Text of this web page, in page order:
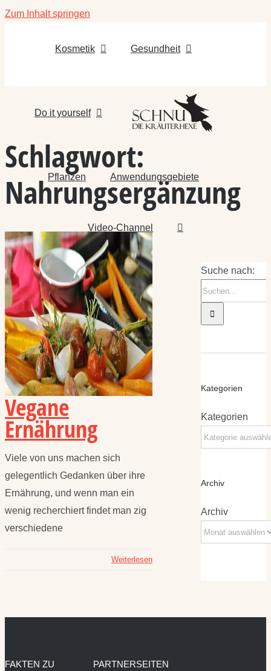
Zum Inhalt springen
Kosmetik Gesundheit
Do it yourself
Pflanzen Anwendungsgebiete
Video-Channel
Schlagwort:
Nahrungsergänzung
Vegane
Ernährung
Viele von uns machen sich
gelegentlich Gedanken über ihre
Ernährung, und wenn man ein
wenig recherchiert findet man zig
verschiedene
Weiterlesen
Suche nach:
Kategorien
Kategorien
Archiv
Archiv
FAKTEN ZU
PARTNERSEITEN